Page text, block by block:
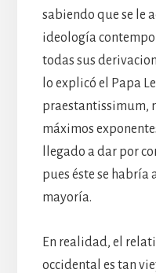
sabiendo que se le
ideología
todas sus
lo explicó el Papa
praestantissimum,
máximos
llegado a dar por
pues éste se
mayoría.
En realidad, el
occidental es tan